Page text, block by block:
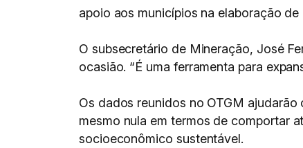
apoio aos municípios na elaboração
O subsecretário de Mineração, José
ocasião. “É uma ferramenta para
Os dados reunidos no OTGM
mesmo nula em termos de comportar
socioeconômico sustentável.